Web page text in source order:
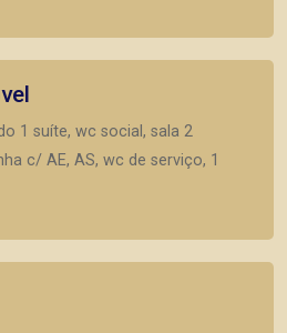
1 suíte, wc social, sala 2
c/ AE, AS, wc de serviço, 1